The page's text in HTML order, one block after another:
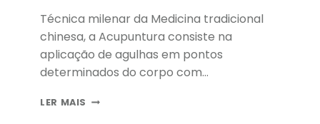
Técnica milenar da Medicina tradicional
chinesa, a Acupuntura consiste na
aplicação de agulhas em pontos
determinados do corpo com…
LER MAIS ACUPUNTURA